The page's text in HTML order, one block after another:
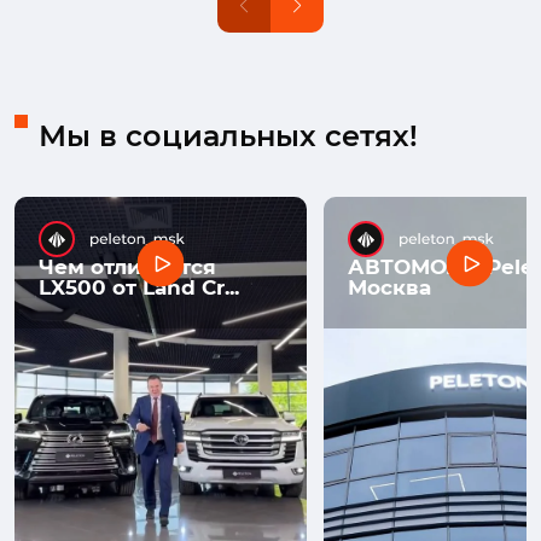
Мы в социальных сетях!
Чем отличается
LX500 от Land Cr...
АВТОМОЛЛ
Москва